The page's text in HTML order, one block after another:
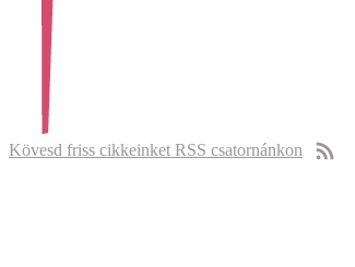
Kövesd friss cikkeinket RSS csatornánkon